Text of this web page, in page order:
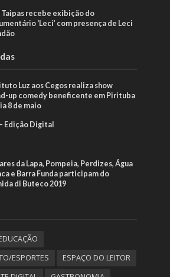
Taipas recebe exibição do
‘Leci’ com presença de Leci
Luz aos Cegos realiza show
up comedy beneficente em Pirituba
8 de maio
Edição Digital
da Lapa, Pompeia, Perdizes, Água
e Barra Funda participam do
di Buteco 2019
ESPORTES
ESPAÇO DO LEITOR